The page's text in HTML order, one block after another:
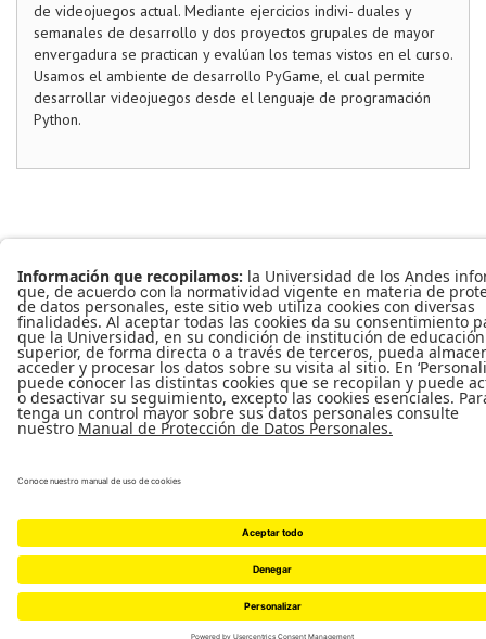
de videojuegos actual. Mediante ejercicios indivi- duales y
semanales de desarrollo y dos proyectos grupales de mayor
envergadura se practican y evalúan los temas vistos en el curso.
Usamos el ambiente de desarrollo PyGame, el cual permite
desarrollar videojuegos desde el lenguaje de programación
Python.
©Departamento de Ingeniería de Sistemas y Computación| Facultad de
Ingeniería|Universidad de los Andes2015 -2026